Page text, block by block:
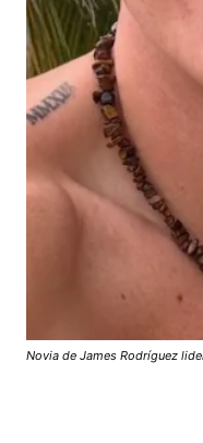
Novia de James Rodríguez